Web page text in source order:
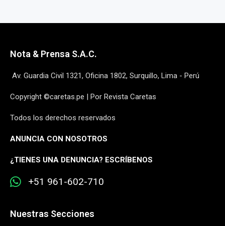
Nota & Prensa S.A.C.
Av. Guardia Civil 1321, Oficina 1802, Surquillo, Lima - Perú
Copyright ©caretas.pe | Por Revista Caretas
Todos los derechos reservados
ANUNCIA CON NOSOTROS
¿TIENES UNA DENUNCIA? ESCRÍBENOS
+51 961-602-710
Nuestras Secciones